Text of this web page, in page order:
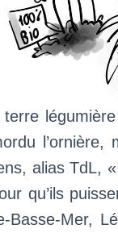
terre
l’ornière,
alias TdL, «
qu’ils
Basse-Mer,